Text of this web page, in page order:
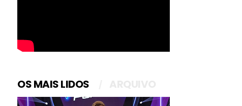
OS MAIS LIDOS